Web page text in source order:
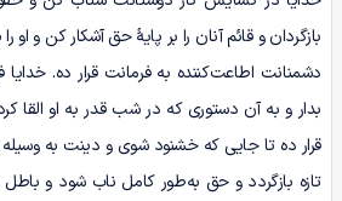
بازگردان و قائم آنان را بر پایۀ حق آشکار کن و او
دشمنانت اطاعت‌کننده به فرمانت قرار ده. خدایا
بدار و به آن دستوری که در شب قدر به او القا
قرار ده تا جایی که خشنود شوی و دینت به وسیله
تازه بازگردد و حق به‌طور کامل ناب شود و